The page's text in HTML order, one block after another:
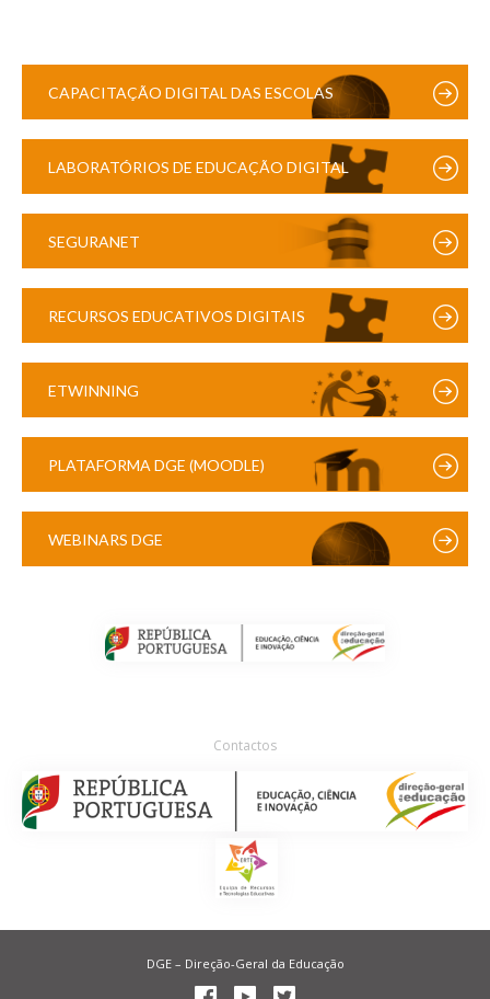
CAPACITAÇÃO DIGITAL DAS ESCOLAS
LABORATÓRIOS DE EDUCAÇÃO DIGITAL
SEGURANET
RECURSOS EDUCATIVOS DIGITAIS
ETWINNING
PLATAFORMA DGE (MOODLE)
WEBINARS DGE
Contactos
DGE – Direção-Geral da Educação